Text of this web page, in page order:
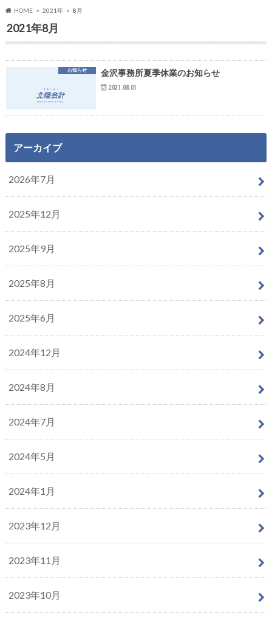
HOME 2021年 8月
2021年8月
お知らせ 金沢事務所夏季休業のお知らせ
2021.08.01
アーカイブ
2026年7月
2025年12月
2025年9月
2025年8月
2025年6月
2024年12月
2024年8月
2024年7月
2024年5月
2024年1月
2023年12月
2023年11月
2023年10月